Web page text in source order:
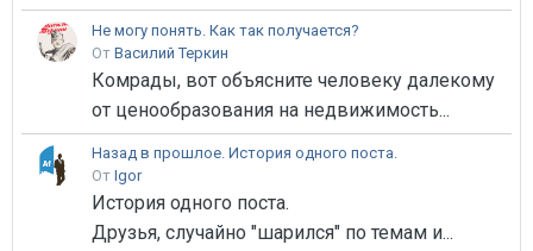
Не могу понять. Как так получается?
От Василий Теркин
Комрады, вот объясните человеку далекому
от ценообразования на недвижимость...
Назад в прошлое. История одного поста.
От Igor
История одного поста.
Друзья, случайно "шарился" по темам и...